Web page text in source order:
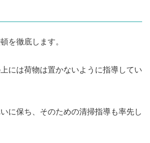
を徹底します。
には荷物は置かないように指導してい
に保ち、そのための清掃指導も率先し